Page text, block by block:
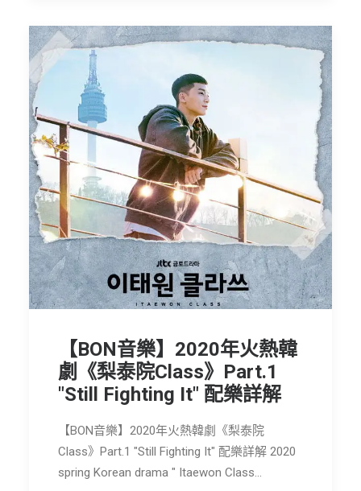
【BON音樂】2020年火熱韓
劇《梨泰院Class》Part.1
"Still Fighting It" 配樂詳解
【BON音樂】2020年火熱韓劇《梨泰院
Class》Part.1 "Still Fighting It" 配樂詳解 2020
spring Korean drama " Itaewon Class…